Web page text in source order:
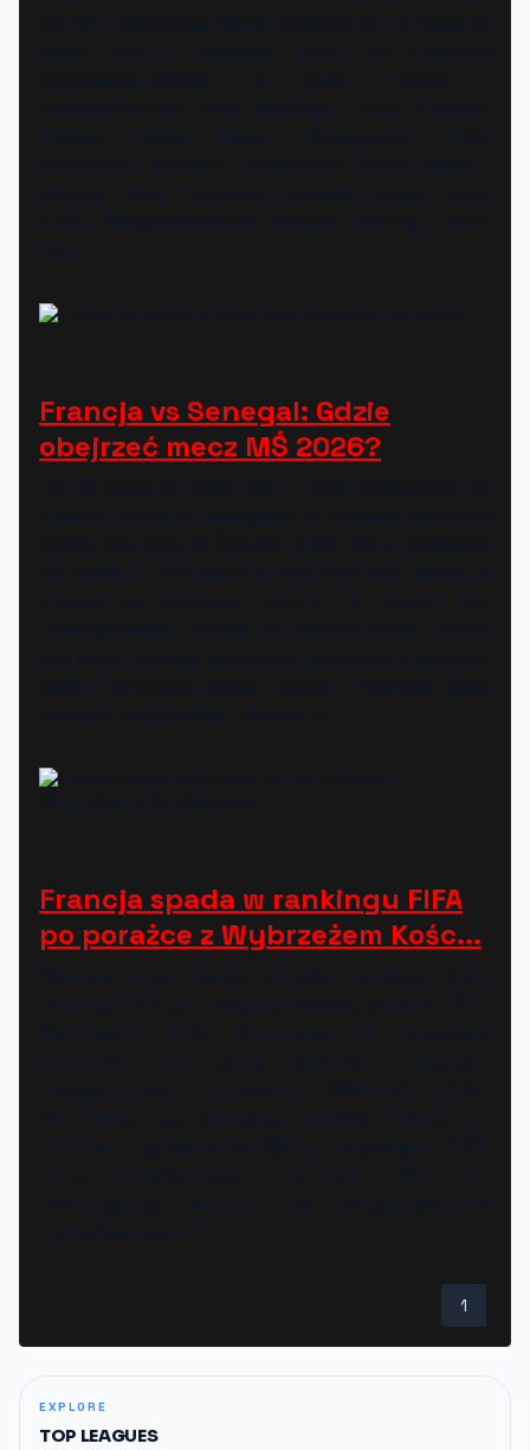
EXPLORE
TOP LEAGUES
Francja vs Senegal: Gdzie
obejrzeć mecz MŚ 2026?
Francja spada w rankingu FIFA
po porażce z Wybrzeżem Kośc...
1